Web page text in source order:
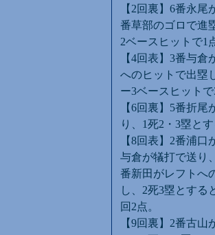
【2回裏】6番永
番草部のゴロで進
2ベースヒットで1
【4回表】3番与
へのヒットで出塁
ー3ベースヒット
【6回裏】5番折
り、1死2・3塁と
【8回表】2番浦
与倉が犠打で送り
番新田がレフトへ
し、2死3塁とする
回2点。
【9回裏】2番古